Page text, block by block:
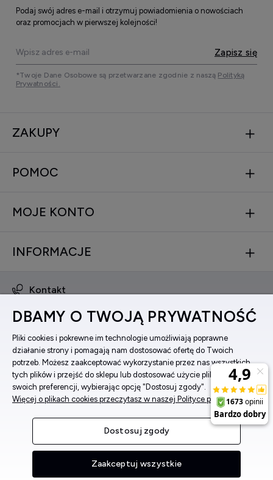
Podaj swój adres e-mail i otrzymuj powiadomienia o nowościach
oraz promocjach w pierwszej kolejności!
Zapisz się
*Twoje Dane Osobowe są przetwarzane zgodnie z naszą Polityką
Prywatności.
ZAKUPY
POMOC
MOJE KONTO
INFORMACJE
Kontakt
ul. Bema 5, 33-100 Tarnów, woj. małopolskie
Facebook
Instagram
Sklep internetowy Shoper Premium
DBAMY O TWOJĄ PRYWATNOŚĆ
Pliki cookies i pokrewne im technologie umożliwiają poprawne
działanie strony i pomagają nam dostosować ofertę do Twoich
potrzeb. Możesz zaakceptować wykorzystanie przez nas wszystkich
tych plików i przejść do sklepu lub dostosować użycie plików do
swoich preferencji, wybierając opcję "Dostosuj zgody".
Więcej o plikach cookies przeczytasz w naszej Polityce prywatności.
Dostosuj zgody
Zaakceptuj wszystkie